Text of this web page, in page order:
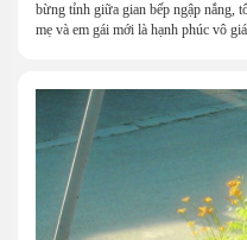
bừng tỉnh giữa gian bếp ngập nắng,
mẹ và em gái mới là hạnh phúc vô